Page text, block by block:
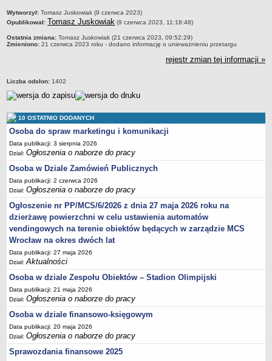
Deklaracja dostępności
Plan postępowań
SPRAWOZDANIA
Sprawozdania finansowe 2020
Sprawozdania finansowe 2021
Sprawozdania finansowe 2022
Sprawozdania finansowe 2023
Sprawozdania finansowe 2024
metryczka
Wytworzył: Tomasz Juskowiak (9 czerwca 2023)
Opublikował: Tomasz Juskowiak (9 czerwca 2023, 11:18:48)
Ostatnia zmiana: Tomasz Juskowiak (21 czerwca 2023, 09:52:29)
Zmieniono: 21 czerwca 2023 roku - dodano informację o unieważnieniu przetargu
rejestr zmian tej informacji »
Liczba odsłon: 1402
10 OSTATNIO DODANYCH
Osoba do spraw marketingu i komunikacji
Data publikacji: 3 sierpnia 2026
Dział:Ogłoszenia o naborze do pracy
Osoba w Dziale Zamówień Publicznych
Data publikacji: 2 czerwca 2026
Dział:Ogłoszenia o naborze do pracy
Ogłoszenie nr PP/MCS/6/2026 z dnia 27 maja 2026 roku na
dzierżawę powierzchni w celu ustawienia automatów
vendingowych na terenie obiektów będących w zarządzie MCS
Wrocław na okres dwóch lat
Data publikacji: 27 maja 2026
Dział:Aktualności
Osoba w dziale Zespołu Obiektów – Stadion Olimpijski
Data publikacji: 21 maja 2026
Dział:Ogłoszenia o naborze do pracy
Osoba w dziale finansowo-księgowym
Data publikacji: 20 maja 2026
Dział:Ogłoszenia o naborze do pracy
Sprawozdania finansowe 2025